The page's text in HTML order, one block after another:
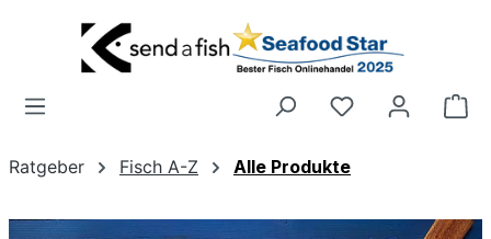
Zum Hauptinhalt springen
Ratgeber Fisch A-Z Alle Produkte